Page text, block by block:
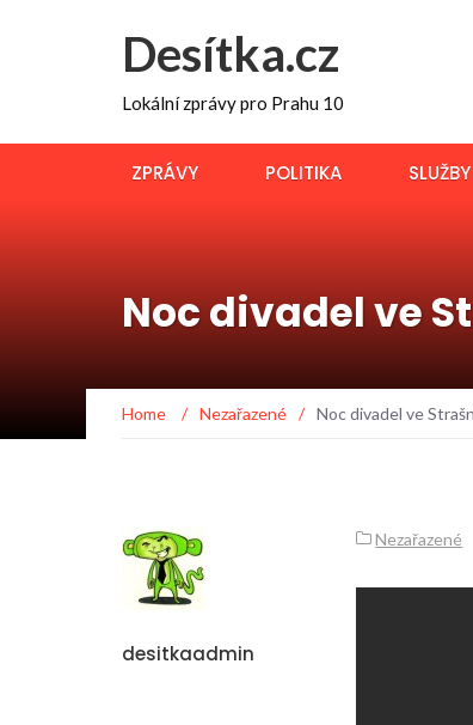
Desítka.cz
Lokální zprávy pro Prahu 10
ZPRÁVY POLITIKA SLUŽBY
Noc divadel ve
Home / Nezařazené / Noc divadel ve
desitkaadmin
Nezařazené